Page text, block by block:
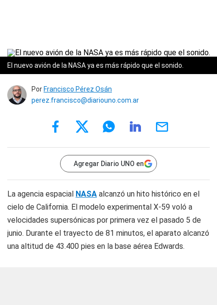
El nuevo avión de la NASA ya es más rápido que el sonido.
Por Francisco Pérez Osán
perez.francisco@diariouno.com.ar
Agregar Diario UNO en
La agencia espacial NASA alcanzó un hito histórico en el
cielo de California. El modelo experimental X-59 voló a
velocidades supersónicas por primera vez el pasado 5 de
junio. Durante el trayecto de 81 minutos, el aparato alcanzó
una altitud de 43.400 pies en la base aérea Edwards.